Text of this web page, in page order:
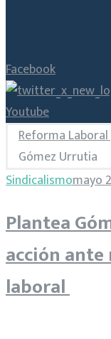
Facebook
Youtube
Reforma
Gómez Urrutia
Gómez
Sindicalismomayo
Plantea
acción
laboral